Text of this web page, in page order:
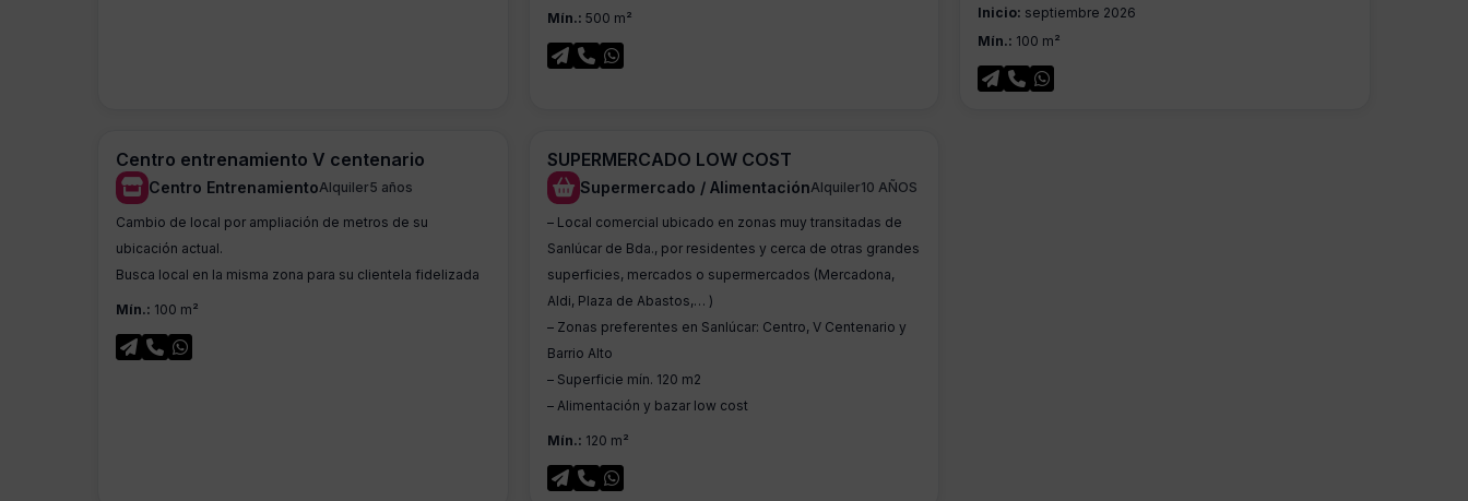
Mín.: 500 m² Inicio: septiembre 2026
Mín.: 100 m²
Centro entrenamiento V centenario
Centro EntrenamientoAlquiler5 años
Cambio de local por ampliación de metros de su
ubicación actual.
Busca local en la misma zona para su clientela fidelizada
Mín.: 100 m²
SUPERMERCADO LOW COST
Supermercado / AlimentaciónAlquiler10 AÑOS
– Local comercial ubicado en zonas muy transitadas de
Sanlúcar de Bda., por residentes y cerca de otras grandes
superficies, mercados o supermercados (Mercadona,
Aldi, Plaza de Abastos,… )
– Zonas preferentes en Sanlúcar: Centro, V Centenario y
Barrio Alto
– Superficie mín. 120 m2
– Alimentación y bazar low cost
Mín.: 120 m²